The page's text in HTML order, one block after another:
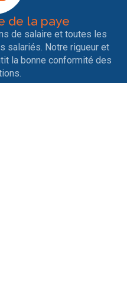
de la paye
de salaire et toutes les
salariés. Notre rigueur et
la bonne conformité des